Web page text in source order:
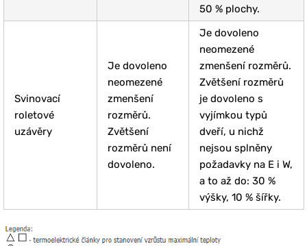
50 % plochy.
Svinovací
roletové
uzávěry
Je dovoleno
neomezené
zmenšení
rozměrů.
Zvětšení
rozměrů není
dovoleno.
Je dovoleno
neomezené
zmenšení rozměrů.
Zvětšení rozměrů
je dovoleno s
vyjímkou typů
dveří, u nichž
nejsou splněny
požadavky na E i W,
a to až do: 30 %
výšky, 10 % šířky.